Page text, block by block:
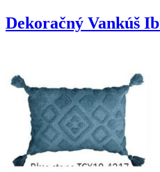
Dekoračný Vankúš